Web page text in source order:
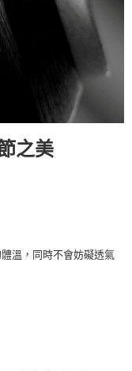
之美
溫，同時不會妨礙透氣